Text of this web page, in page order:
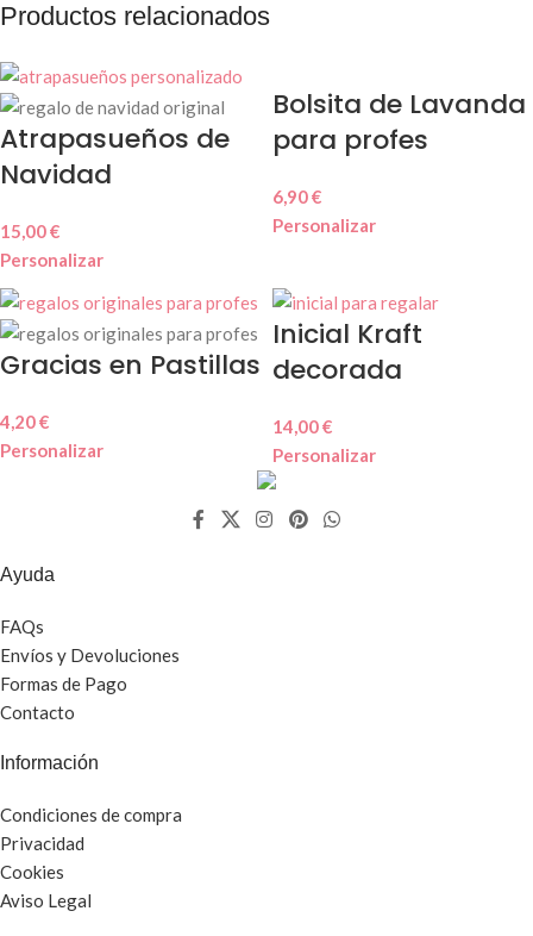
Productos relacionados
Atrapasueños de
Navidad
15,00€
Personalizar
Bolsita de Lavanda
para profes
6,90€
Personalizar
Gracias en Pastillas
4,20€
Personalizar
Inicial Kraft
decorada
14,00€
Personalizar
Ayuda
FAQs
Envíos y Devoluciones
Formas de Pago
Contacto
Información
Condiciones de compra
Privacidad
Cookies
Aviso Legal